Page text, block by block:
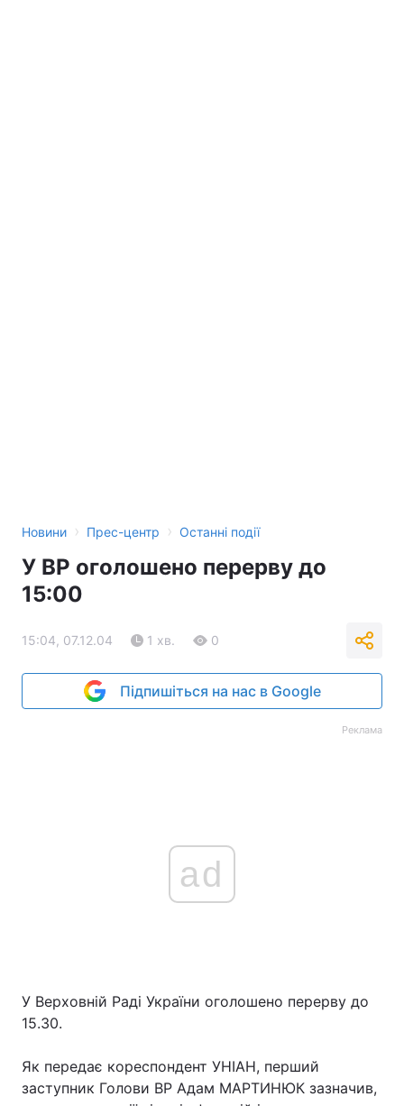
Новини › Прес-центр › Останні події
У ВР оголошено перерву до
15:00
15:04, 07.12.04 1 хв. 0
Підпишіться на нас в Google
Реклама
ad
У Верховній Раді України оголошено перерву до
15.30.
Як передає кореспондент УНІАН, перший
заступник Голови ВР Адам МАРТИНЮК зазначив,